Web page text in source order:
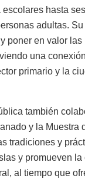
hasta
adultas.
poner en valor
una
primario y la
también
y la Muestra
tradiciones y
y promueven
al tiempo que